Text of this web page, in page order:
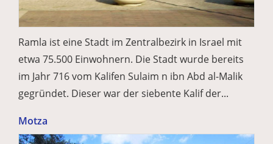
Ramla ist eine Stadt im Zentralbezirk in Israel mit
etwa 75.500 Einwohnern. Die Stadt wurde bereits
im Jahr 716 vom Kalifen Sulaim n ibn Abd al-Malik
gegründet. Dieser war der siebente Kalif der...
Motza